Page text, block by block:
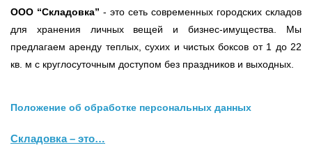
ООО “Складовка” - это сеть современных городских складов
для хранения личных вещей и бизнес-имущества. Мы
предлагаем аренду теплых, сухих и чистых боксов от 1 до 22
кв. м с круглосуточным доступом без праздников и выходных.
Положение об обработке персональных данных
Складовка – это…